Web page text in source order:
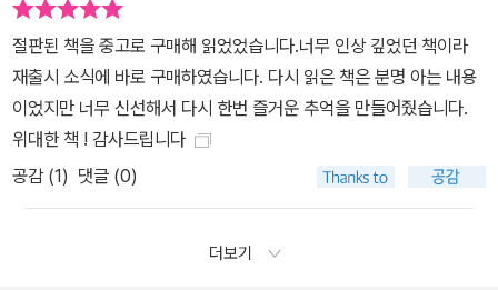
절판된 책을 중고로 구매해 읽었었습니다.너무 인상 깊었던 책이라
재출시 소식에 바로 구매하였습니다. 다시 읽은 책은 분명 아는 내용
이었지만 너무 신선해서 다시 한번 즐거운 추억을 만들어줬습니다.
위대한 책 ! 감사드립니다
공감 (1) 댓글 (0)
더보기